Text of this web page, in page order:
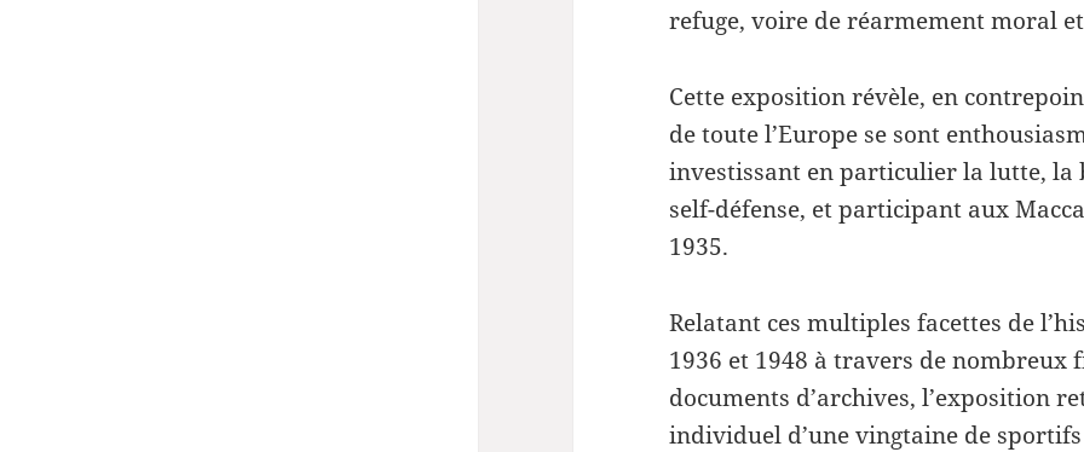
refuge, voire de réarmement moral
Cette exposition révèle, en
de toute l’Europe se sont
investissant en particulier la lutte, la
self-défense, et participant aux
1935.
Relatant ces multiples facettes de
1936 et 1948 à travers de nombreux
documents d’archives, l’exposition
individuel d’une vingtaine de